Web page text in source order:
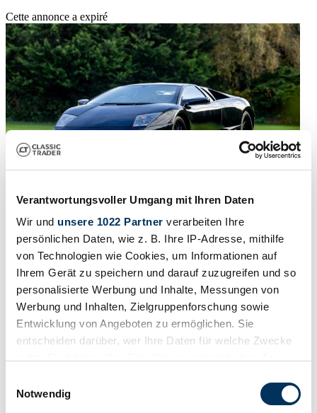
Verantwortungsvoller Umgang mit Ihren Daten
Wir und unsere 1022 Partner verarbeiten Ihre
persönlichen Daten, wie z. B. Ihre IP-Adresse, mithilfe
von Technologien wie Cookies, um Informationen auf
Ihrem Gerät zu speichern und darauf zuzugreifen und so
personalisierte Werbung und Inhalte, Messungen von
Werbung und Inhalten, Zielgruppenforschung sowie
Entwicklung von Angeboten zu ermöglichen. Sie
entscheiden darüber, wer Ihre Daten für welche Zwecke
Trigger Symbol ändern oder widerrufen
Notwendig
Cette annonce a expiré
1990 | Toyota MR2
1990 Murcielago Evocation
Prix sur demandeil y a 8 mois